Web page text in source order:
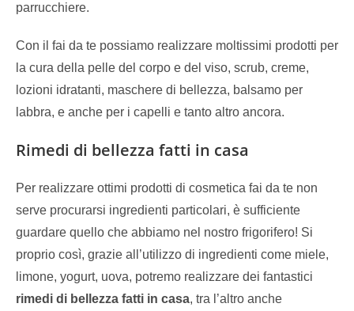
parrucchiere.
Con il fai da te possiamo realizzare moltissimi prodotti per
la cura della pelle del corpo e del viso, scrub, creme,
lozioni idratanti, maschere di bellezza, balsamo per
labbra, e anche per i capelli e tanto altro ancora.
Rimedi di bellezza fatti in casa
Per realizzare ottimi prodotti di cosmetica fai da te non
serve procurarsi ingredienti particolari, è sufficiente
guardare quello che abbiamo nel nostro frigorifero! Si
proprio così, grazie all’utilizzo di ingredienti come miele,
limone, yogurt, uova, potremo realizzare dei fantastici
rimedi di bellezza fatti in casa, tra l’altro anche